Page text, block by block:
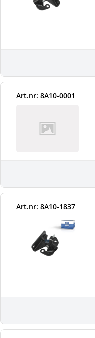
Art.nr: 8A10-0001
Art.nr: 8A10-1837